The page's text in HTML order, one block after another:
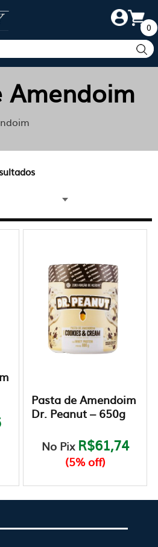
0
Amendoim
No Pix R$61,74
(5% off)
Pasta de Amendoim
Dr. Peanut – 650g
Este
produto
várias